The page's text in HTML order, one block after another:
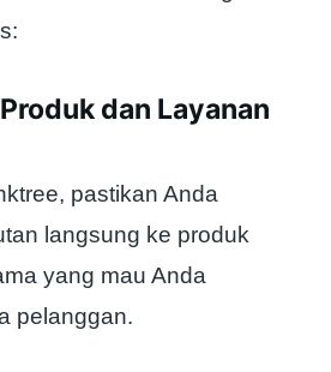
dan Layanan
pastikan Anda
langsung ke produk
yang mau Anda
pelanggan.